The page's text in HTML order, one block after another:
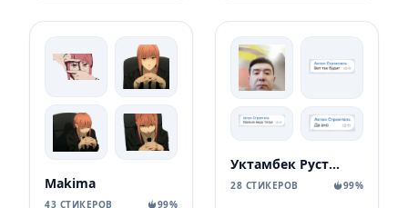
Makima
43 СТИКЕРОВ 99%
Уктамбек Рустамбекович
28 СТИКЕРОВ 99%